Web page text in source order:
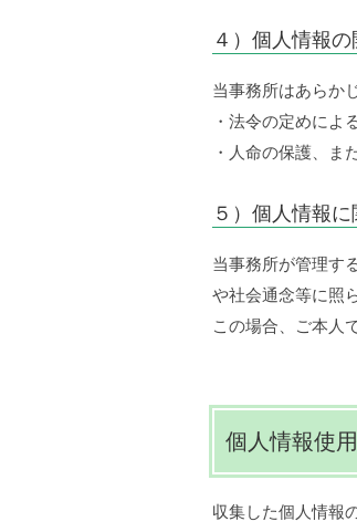
４）個人情報の
当事務所はあらか
・法令の定めによ
・人命の保護、ま
５）個人情報
当事務所が管理す
や社会通念等に照
この場合、ご本人
個人情報使
収集した個人情報